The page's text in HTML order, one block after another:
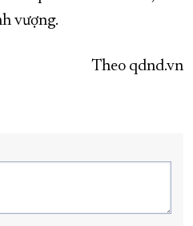
vượng.
Theo qdnd.vn